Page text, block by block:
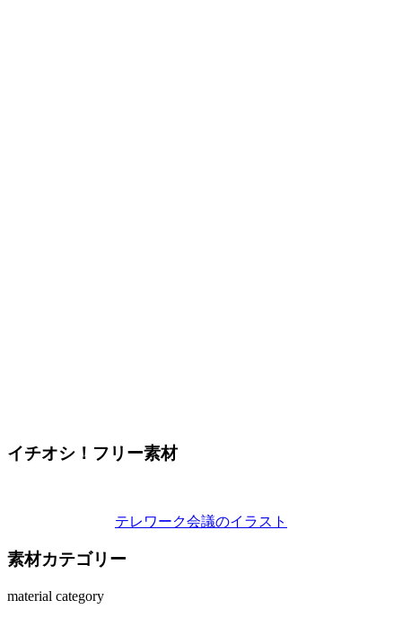
イチオシ！フリー素材
テレワーク会議のイラスト
素材カテゴリー
material category